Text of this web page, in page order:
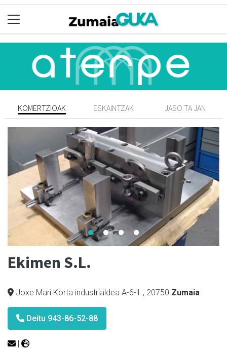
KOMERTZIOAK ESKAINTZAK JASO TA JAN
Ekimen S.L.
Joxe Mari Korta industrialdea A-6-1 , 20750 Zumaia
Deitu 943-86-52-88